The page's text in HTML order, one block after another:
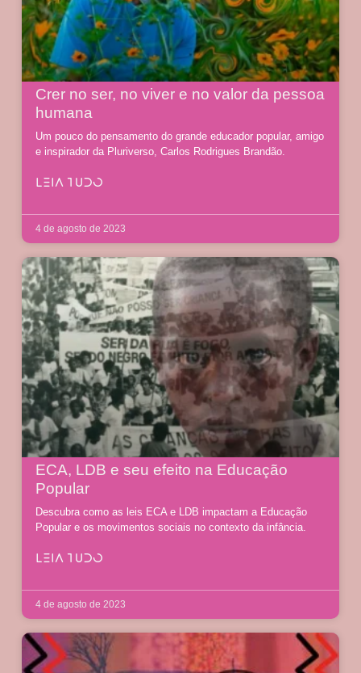
Crer no ser, no viver e no valor da pessoa
humana
Um pouco do pensamento do grande educador popular, amigo
e inspirador da Pluriverso, Carlos Rodrigues Brandão.
LEIA TUDO
4 de agosto de 2023
ECA, LDB e seu efeito na Educação
Popular
Descubra como as leis ECA e LDB impactam a Educação
Popular e os movimentos sociais no contexto da infância.
LEIA TUDO
4 de agosto de 2023